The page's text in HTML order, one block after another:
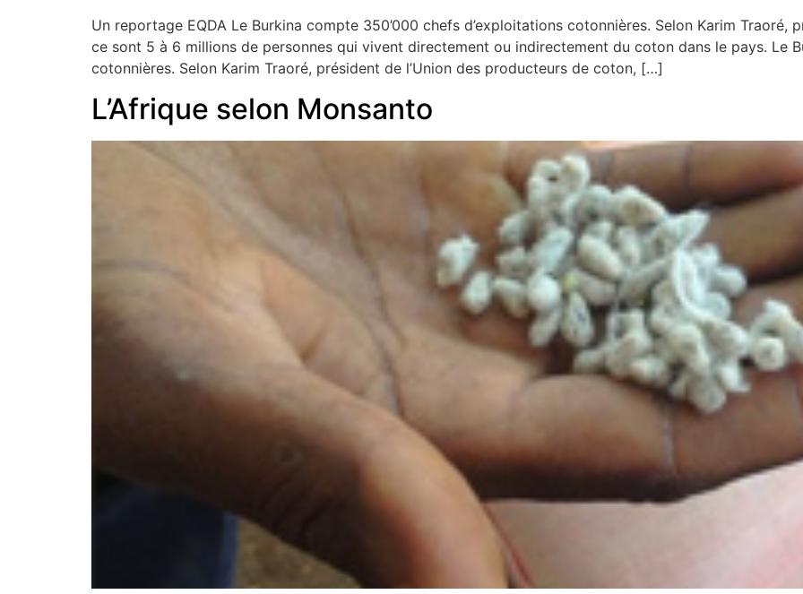
Un reportage EQDA Le Burkina compte 350’000 chefs d’exploitations cotonnières. Selon Karim Traoré,
ce sont 5 à 6 millions de personnes qui vivent directement ou indirectement du coton dans le pays. Le
cotonnières. Selon Karim Traoré, président de l’Union des producteurs de coton, […]
L’Afrique selon Monsanto